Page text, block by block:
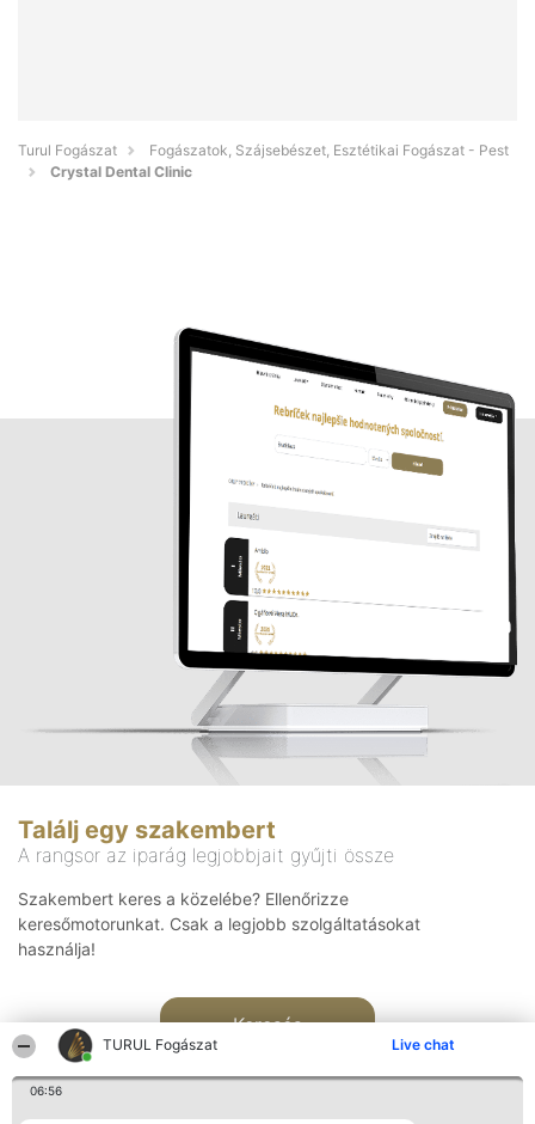
TURUL Fogászat Live chat
06:56
Turul Fogászat
Fogászatok, Szájsebészet, Esztétikai Fogászat - Pest
Crystal Dental Clinic
Találj egy szakembert
A rangsor az iparág legjobbjait gyűjti össze
Szakembert keres a közelébe? Ellenőrizze
keresőmotorunkat. Csak a legjobb szolgáltatásokat
használja!
Keresés